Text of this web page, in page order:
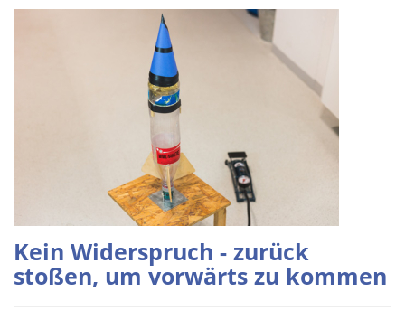
Kein Widerspruch - zurück
stoßen, um vorwärts zu kommen